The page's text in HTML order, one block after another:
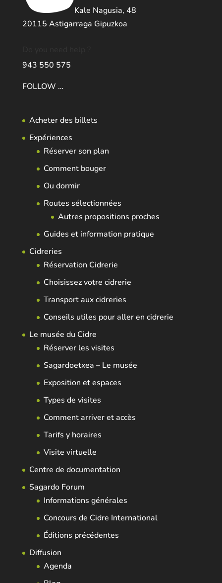
Kale Nagusia, 48
20115 Astigarraga Gipuzkoa
943 550 575
FOLLOW …
Acheter des billets
Expériences
Réserver son plan
Comment bouger
Ou dormir
Routes sélectionnées
Autres propositions proches
Guides et information pratique
Cidreries
Réservation Cidrerie
Choisissez votre cidrerie
Transport aux cidreries
Conseils utiles pour aller en cidrerie
Le musée du Cidre
Réserver les visites
Sagardoetxea – Le musée
Exposition et espaces
Types de visites
Comment arriver et accès
Tarifs y horaires
Visite virtuelle
Centre de documentation
Sagardo Forum
Informations générales
Concours de Cidre International
Éditions précédentes
Diffusion
Agenda